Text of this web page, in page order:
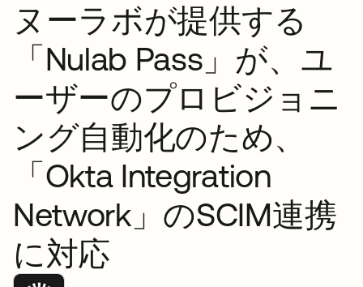
ヌーラボが提供する
「Nulab Pass」が、ユ
ーザーのプロビジョニ
ング自動化のため、
「Okta Integration
Network」のSCIM連携
に対応